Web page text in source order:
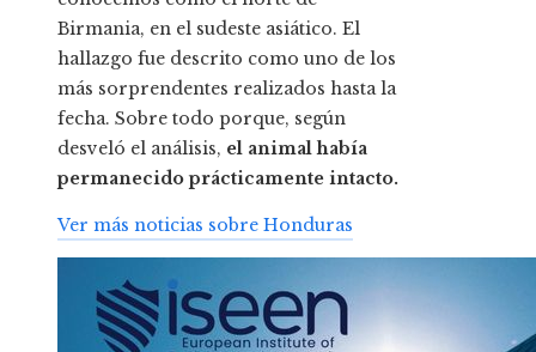
Birmania, en el sudeste asiático. El
hallazgo fue descrito como uno de los
más sorprendentes realizados hasta la
fecha. Sobre todo porque, según
desveló el análisis, el animal había
permanecido prácticamente intacto.
Ver más noticias sobre Honduras